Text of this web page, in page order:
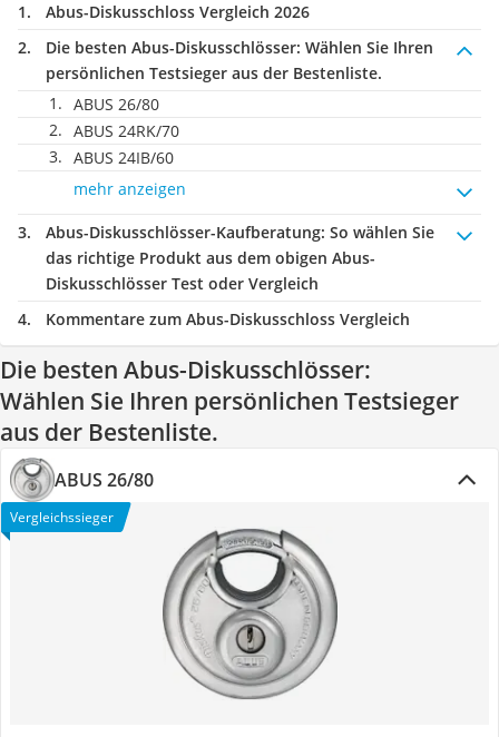
Abus-Diskusschloss Vergleich 2026
Die besten Abus-Diskusschlösser: Wählen Sie Ihren
persönlichen Testsieger aus der Bestenliste.
ABUS 26/80
ABUS 24RK/70
ABUS 24IB/60
mehr anzeigen
Abus-Diskusschlösser-Kaufberatung: So wählen Sie
das richtige Produkt aus dem obigen Abus-
Diskusschlösser Test oder Vergleich
Kommentare zum Abus-Diskusschloss Vergleich
Die besten Abus-Diskusschlösser:
Wählen Sie Ihren persönlichen Testsieger
aus der Bestenliste.
ABUS 26/80
Vergleichssieger